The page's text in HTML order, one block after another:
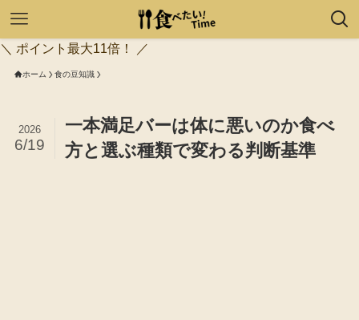
＼ ポイント最大11倍！ ／
ホーム 食の豆知識
一本満足バーは体に悪いのか食べ
方と選ぶ種類で変わる判断基準
2026
6/19